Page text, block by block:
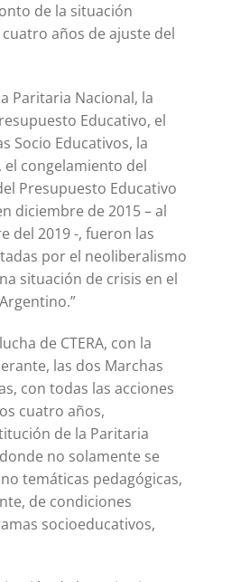
de la situación
años de ajuste del
Paritaria Nacional, la
Educativo, el
Socio Educativos, la
congelamiento del
Presupuesto Educativo
diciembre de 2015 – al
del 2019 -, fueron las
por el neoliberalismo
situación de crisis en el
de CTERA, con la
las dos Marchas
con todas las acciones
cuatro años,
de la Paritaria
no solamente se
temáticas pedagógicas,
de condiciones
socioeducativos,